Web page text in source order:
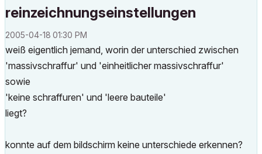
reinzeichnungseinstellungen
‎2005-04-18 01:30 PM
weiß eigentlich jemand, worin der unterschied zwischen
'massivschraffur' und 'einheitlicher massivschraffur'
sowie
'keine schraffuren' und 'leere bauteile'
liegt?
konnte auf dem bildschirm keine unterschiede erkennen?